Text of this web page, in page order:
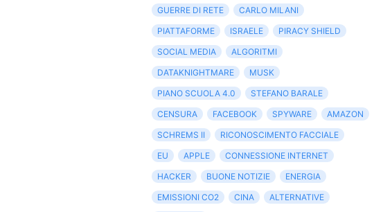
GUERRE DI RETE
CARLO MILANI
PIATTAFORME
ISRAELE
PIRACY SHIELD
SOCIAL MEDIA
ALGORITMI
DATAKNIGHTMARE
MUSK
PIANO SCUOLA 4.0
STEFANO BARALE
CENSURA
FACEBOOK SPYWARE
AMAZON
SCHREMS II
RICONOSCIMENTO FACCIALE
EU
APPLE
CONNESSIONE INTERNET
HACKER
BUONE NOTIZIE
ENERGIA
EMISSIONI CO2
CINA
ALTERNATIVE